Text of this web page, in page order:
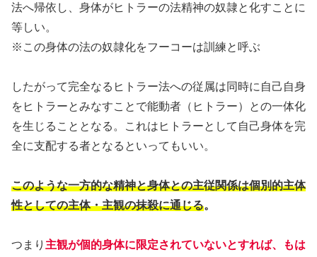
法へ帰依し、身体がヒトラーの法精神の奴隷と化すことに
等しい。
※この身体の法の奴隷化をフーコーは訓練と呼ぶ
したがって完全なるヒトラー法への従属は同時に自己自身
をヒトラーとみなすことで能動者（ヒトラー）との一体化
を生じることとなる。これはヒトラーとして自己身体を完
全に支配する者となるといってもいい。
このような一方的な精神と身体との主従関係は個別的主体
性としての主体・主観の抹殺に通じる。
つまり 主観が個的身体に限定されていないとすれば、もは